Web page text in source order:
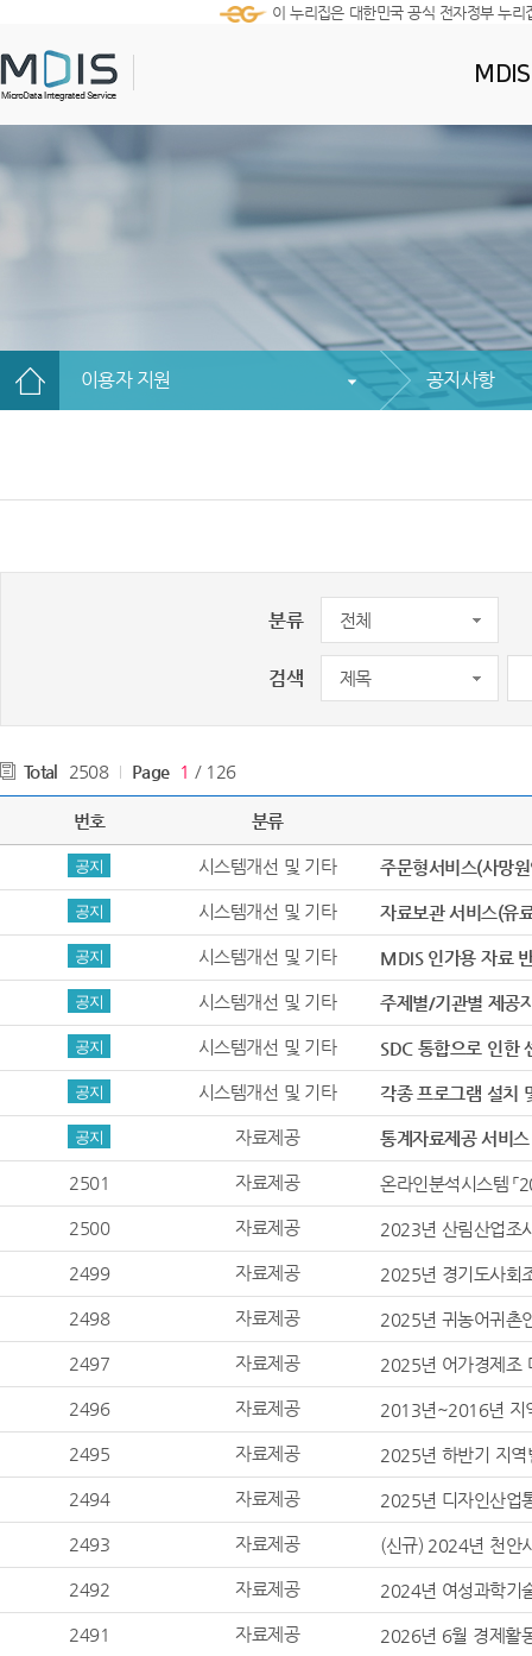
이 누리집은 대한민국 공식 전자정부 누리
이용자 지원 공지사항
분류
검색
Total 2508 Page 1 / 126
번호 분류
공지 시스템개선 및 기타 주문형서비스(사망
주문
공지 시스템개선 및 기타 자료보관 서비스(유
원격접
공지 시스템개선 및 기타 MDIS 인가용 자료
(이용
공지 시스템개선 및 기타 주제별/기관별 제공
공지 시스템개선 및 기타 SDC 통합으로 인한
공지 시스템개선 및 기타 각종 프로그램 설치
공지 자료제공 통계자료제공 서비
인가된 통계자료
2501 자료제공 온라인분석시스템
2500 자료제공 2023년 산림산업조
2499 자료제공 2025년 경기도사회
2498 자료제공 2025년 귀농어귀촌
2497 자료제공 2025년 어가경제조
2496 자료제공 2013년~2016년 지
2495 자료제공 2025년 하반기 지역
2494 자료제공 2025년 디자인산업
2493 자료제공 (신규) 2024년 천안
2492 자료제공 2024년 여성과학기
2491 자료제공 2026년 6월 경제활